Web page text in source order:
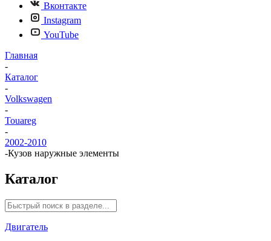
Вконтакте
Instagram
YouTube
Главная
-
Каталог
-
Volkswagen
-
Touareg
-
2002-2010
-Кузов наружные элементы
Каталог
Двигатель